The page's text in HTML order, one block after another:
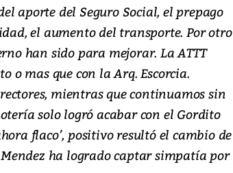
aporte del Seguro Social, el prepago
el aumento del transporte. Por otro
han sido para mejorar. La ATTT
o mas que con la Arq. Escorcia.
mientras que continuamos sin
solo logró acabar con el Gordito
flaco’, positivo resultó el cambio de
ha logrado captar simpatía por